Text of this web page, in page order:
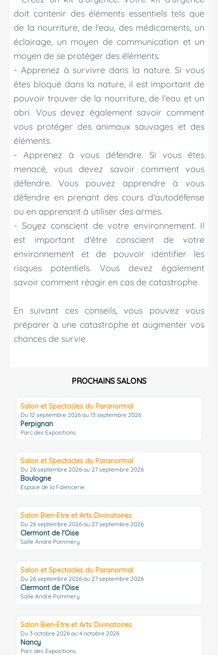
doit contenir des éléments essentiels tels que
de la nourriture, de l'eau, des médicaments, un
éclairage, un moyen de communication et un
moyen de se protéger des éléments.
- Apprenez à survivre dans la nature. Si vous
êtes bloqué dans la nature, il est important de
pouvoir trouver de la nourriture, de l'eau et un
abri. Vous devez également savoir comment
vous protéger des animaux sauvages et des
éléments.
- Apprenez à vous défendre. Si vous êtes
menacé, vous devez savoir comment vous
défendre. Vous pouvez apprendre à vous
défendre en prenant des cours d'autodéfense
ou en apprenant à utiliser des armes.
- Soyez conscient de votre environnement. Il
est important d'être conscient de votre
environnement et de pouvoir identifier les
risques potentiels. Vous devez également
savoir comment réagir en cas de catastrophe.
En suivant ces conseils, vous pouvez vous
préparer à une catastrophe et augmenter vos
chances de survie.
PROCHAINS SALONS
Salon et Spectacles du Paranormal
Du 12 septembre 2026 au 13 septembre 2026
Perpignan
Parc des Expositions
Salon et Spectacles du Paranormal
Du 26 septembre 2026 au 27 septembre 2026
Boulogne
Espace de la Faïencerie
Salon Bien-Etre et Arts Divinatoires
Du 26 septembre 2026 au 27 septembre 2026
Clermont de l'Oise
Salle André Pommery
Salon et Spectacles du Paranormal
Du 26 septembre 2026 au 27 septembre 2026
Clermont de l'Oise
Salle André Pommery
Salon Bien-Etre et Arts Divinatoires
Du 3 octobre 2026 au 4 octobre 2026
Nancy
Parc des Expositions